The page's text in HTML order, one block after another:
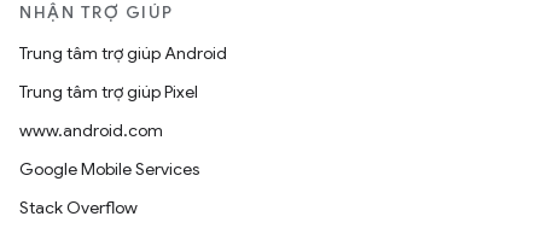
NHẬN TRỢ GIÚP
Trung tâm trợ giúp Android
Trung tâm trợ giúp Pixel
www.android.com
Google Mobile Services
Stack Overflow